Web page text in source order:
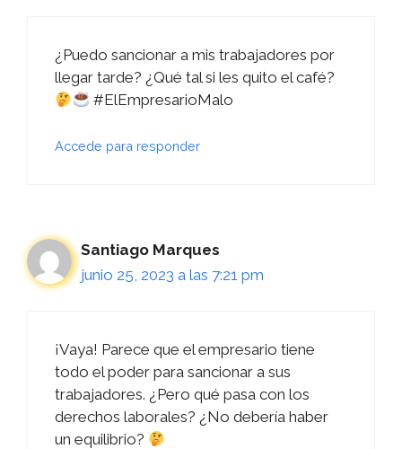
¿Puedo sancionar a mis trabajadores por
llegar tarde? ¿Qué tal si les quito el café?
#ElEmpresarioMalo
Accede para responder
Santiago Marques
junio 25, 2023 a las 7:21 pm
¡Vaya! Parece que el empresario tiene
todo el poder para sancionar a sus
trabajadores. ¿Pero qué pasa con los
derechos laborales? ¿No debería haber
un equilibrio?